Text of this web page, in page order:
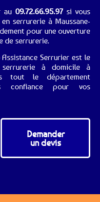
au 09.72.66.95.97si vous
serrurerie à Maussane-
pour une ouverture
de serrurerie.
Serrurier est le
à domicile à
tout le département
confiance pour vos
Demander
un devis